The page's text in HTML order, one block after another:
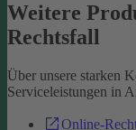
Weitere
Rechtsfall
Über unsere starken
Serviceleistungen in
Online-